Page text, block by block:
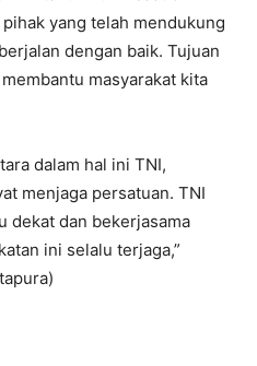
yang telah mendukung
dengan baik. Tujuan
masyarakat kita
dalam hal ini TNI,
menjaga persatuan. TNI
dekat dan bekerjasama
ini selalu terjaga,”